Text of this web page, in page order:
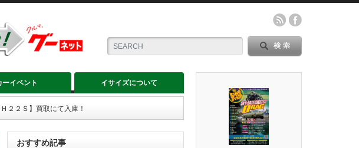
ーイベント イサイズについて
２２Ｓ】買取にて入庫！
おすすめ記事